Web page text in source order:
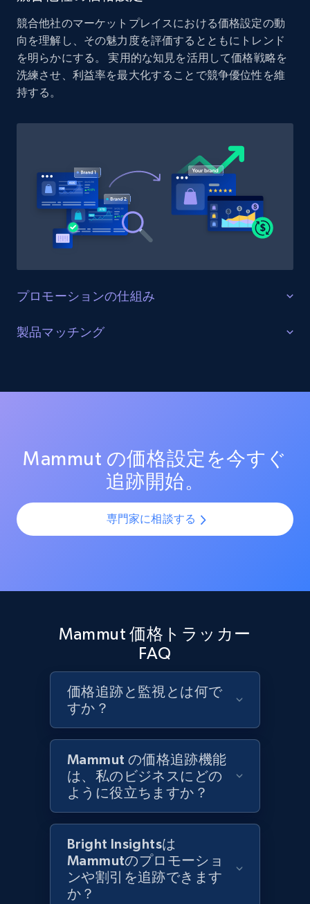
price, and more.
1.9K+ 322+ 今すぐ始める
URL, Product id, Listing inventory id, Title, Rating,
Reviews count shop, Reviews count item, Initial
price, and more.
1.9K+ 322+
Etsy - Collects data from shop's URL
URL, Product id, Listing inventory id, Title, Rating,
Reviews count shop, Reviews count item, Initial
Amazon products search
Asin, URL, Name, Sponsored, Initial price, Final
price, Currency, Sold, and more.
1.6K+ 180+ 今すぐ始める
URL, Product id, Title, Product description,
Rating, Reviews count, Initial price, Discount,
1.3K+ 175+ 今すぐ始める
Target - Gather data on products using
specified keywords
URL, Product id, Title, Product description,
Rating, Reviews count, Initial price, Discount,
and more.
175+ 今すぐ始める
競合他社のマーケットプレイスにおける価格設定の動
向を理解し、その魅力度を評価するとともにトレンド
を明らかにする。 実用的な知見を活用して価格戦略を
洗練させ、利益率を最大化することで競争優位性を維
持する。
プロモーションの仕組み
販売を最適化する
測定する。効果的なプロモーション戦術と新興トレン
製品マッチング
SKUやバリエーションを複数チャネルで最適化し、製品
トフォームで一貫性と正確性を確保します。
Mammut の価格設定を今すぐ
追跡開始。
専門家に相談する
Mammut 価格トラッカー
FAQ
価格追跡と監視とは何で
すか？
Mammut の価格追跡機能
は、私のビジネスにどの
ように役立ちますか？
Bright Insightsは
Mammutのプロモーショ
ンや割引を追跡できます
か？